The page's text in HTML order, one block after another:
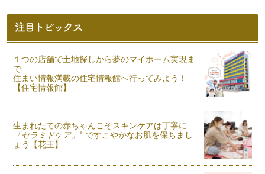
【ママのための自分育てコミュニケーション講座10回目】
「胎児期の記憶」
インナーチャイルドは、大体10歳位までの記憶で形作られま
すが、 それは生まれてから…
【ママのための自分育てコミュニケーション講座9回目】「子
どものやる気を育む接し方」
前回まではママや大人のインナーチャイルドの気づき方や対話
【ママのための自分育てコミュニケーション講座8回目】「自
己肯定感を育む言葉を大切に」
自己肯定感（自分を認めること）の高い人は、学力や仕事につ
いてからも能力が高い傾向があり、 …
１つの店舗で土地探しから夢のマイホーム実現ま
で
住まい情報満載の住宅情報館へ行ってみよう！
【住宅情報館】
生まれたての赤ちゃんこそスキンケアは丁寧に
「セラミドケア」※ ですこやかなお肌を保ちまし
ょう【花王】